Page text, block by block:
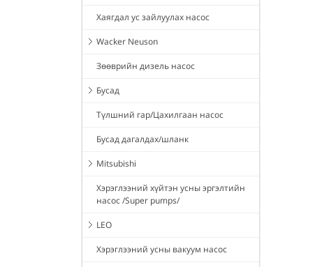
Хаягдал ус зайлуулах насос
Wacker Neuson
Зөөврийн дизель насос
Бусад
Түлшний гар/Цахилгаан насос
Бусад дагалдах/шланк
Mitsubishi
Хэрэглээний хүйтэн усны эргэлтийн
насос /Super pumps/
LEO
Хэрэглээний усны вакуум насос